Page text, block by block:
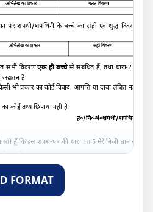
अभिलेख का प्रकार गलत विवरण
पर शपथी/शपथिनी के बच्चे का सही एवं शुद्ध विवरण
अभिलेख का प्रकार सही विवरण
सभी विवरणएक ही बच्चे से संबंधित हैं,तथा धारा-2
है।
भी प्रकार का कोई विवाद,आपत्ति या दावा लंबित नहीं
का कोई तथ्य छिपाया नहीं है।
ह०/नि०अं०शपथी/शपथिनी
हूँ कि इस शपथ-पत्र की धारा 1ता5 मेरे निजी ज्ञान से
तहसील......................................................... में
FORMAT